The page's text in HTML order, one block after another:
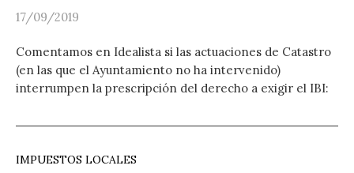
17/09/2019
Comentamos en Idealista si las actuaciones de Catastro
(en las que el Ayuntamiento no ha intervenido)
interrumpen la prescripción del derecho a exigir el IBI:
IMPUESTOS LOCALES